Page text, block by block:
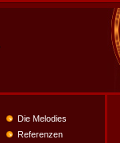
Die Melodies
Referenzen